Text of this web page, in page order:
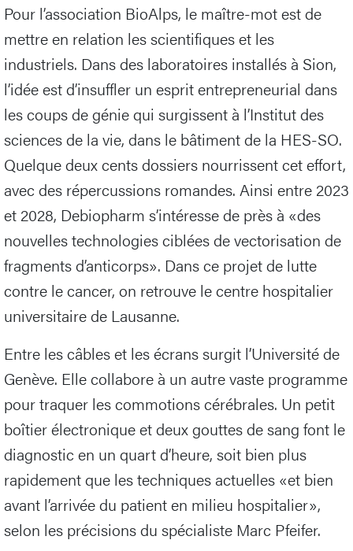
Pour l’association BioAlps, le maître-mot est de
mettre en relation les scientifiques et les
industriels. Dans des laboratoires installés à Sion,
l’idée est d’insuffler un esprit entrepreneurial dans
les coups de génie qui surgissent à l’Institut des
sciences de la vie, dans le bâtiment de la HES-SO.
Quelque deux cents dossiers nourrissent cet effort,
avec des répercussions romandes. Ainsi entre 2023
et 2028, Debiopharm s’intéresse de près à «des
nouvelles technologies ciblées de vectorisation de
fragments d’anticorps». Dans ce projet de lutte
contre le cancer, on retrouve le centre hospitalier
universitaire de Lausanne.
Entre les câbles et les écrans surgit l’Université de
Genève. Elle collabore à un autre vaste programme
pour traquer les commotions cérébrales. Un petit
boîtier électronique et deux gouttes de sang font le
diagnostic en un quart d’heure, soit bien plus
rapidement que les techniques actuelles «et bien
avant l’arrivée du patient en milieu hospitalier»,
selon les précisions du spécialiste Marc Pfeifer.